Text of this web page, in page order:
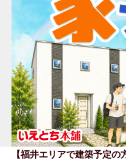
【福井エリアで建築予定